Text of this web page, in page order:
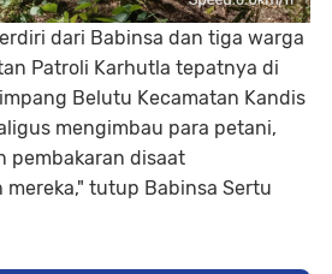
dari Babinsa dan tiga warga
Patroli Karhutla tepatnya di
Belutu Kecamatan Kandis
mengimbau para petani,
pembakaran disaat
mereka," tutup Babinsa Sertu